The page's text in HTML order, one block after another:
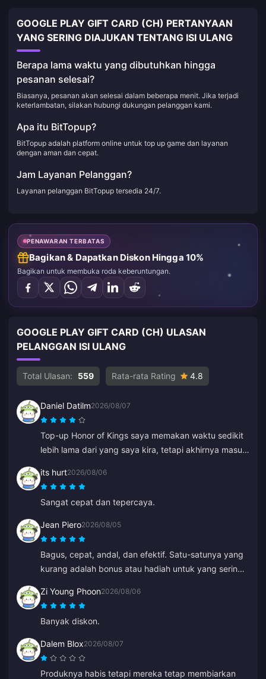
GOOGLE PLAY GIFT CARD (CH) PERTANYAAN
YANG SERING DIAJUKAN TENTANG ISI ULANG
Berapa lama waktu yang dibutuhkan hingga
pesanan selesai?
Biasanya, pesanan akan selesai dalam beberapa menit. Jika terjadi
keterlambatan, silakan hubungi dukungan pelanggan kami.
Apa itu BitTopup?
BitTopup adalah platform online untuk top up game dan layanan
dengan aman dan cepat.
Jam Layanan Pelanggan?
Layanan pelanggan BitTopup tersedia 24/7.
PENAWARAN TERBATAS
Bagikan & Dapatkan Diskon Hingga 10%
Bagikan untuk membuka roda keberuntungan.
GOOGLE PLAY GIFT CARD (CH) ULASAN
PELANGGAN ISI ULANG
Total Ulasan: 559 Rata-rata Rating 4.8
Daniel Datilm2026/08/07
Top-up Honor of Kings saya memakan waktu sedikit
lebih lama dari yang saya kira, tetapi akhirnya masuk
its hurt2026/08/06
Sangat cepat dan tepercaya.
Jean Piero2026/08/05
Bagus, cepat, andal, dan efektif. Satu-satunya yang
kurang adalah bonus atau hadiah untuk yang sering
Zi Young Phoon2026/08/06
Banyak diskon.
Dalem Blox2026/08/07
Produknya habis tetapi mereka tetap membiarkan